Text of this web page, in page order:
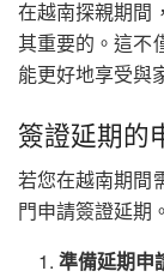
在越南探親期間
其重要的。這不
能更好地享受與
簽證延期的
若您在越南期間
門申請簽證延期
準備延期申